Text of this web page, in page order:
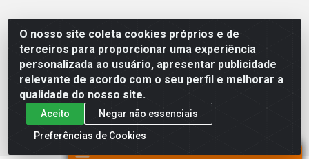
O nosso site coleta cookies próprios e de
terceiros para proporcionar uma experiência
personalizada ao usuário, apresentar publicidade
relevante de acordo com o seu perfil e melhorar a
qualidade do nosso site.
Aceito
Negar não essenciais
Preferências de Cookies
Abreu & Silva - Rua Padre Jose de Souza Leite, 265 -
Ariado, Olho D'Água das Flores/AL - CEP 57.442-000 -
CNPJ 04.790.656/0001-06